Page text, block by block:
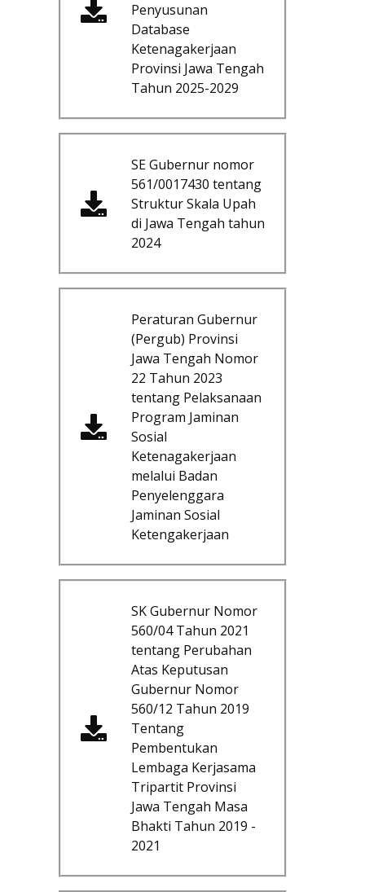
Penyusunan
Database
Ketenagakerjaan
Provinsi Jawa Tengah
Tahun 2025-2029
SE Gubernur nomor
561/0017430 tentang
Struktur Skala Upah
di Jawa Tengah tahun
2024
Peraturan Gubernur
(Pergub) Provinsi
Jawa Tengah Nomor
22 Tahun 2023
tentang Pelaksanaan
Program Jaminan
Sosial
Ketenagakerjaan
melalui Badan
Penyelenggara
Jaminan Sosial
Ketengakerjaan
SK Gubernur Nomor
560/04 Tahun 2021
tentang Perubahan
Atas Keputusan
Gubernur Nomor
560/12 Tahun 2019
Tentang
Pembentukan
Lembaga Kerjasama
Tripartit Provinsi
Jawa Tengah Masa
Bhakti Tahun 2019 -
2021